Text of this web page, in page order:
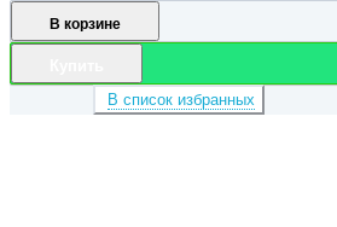
В корзине
В список избранных